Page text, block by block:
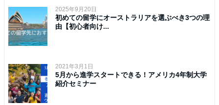
2025年9月20日
初めての留学にオーストラリアを選ぶべき3つの理
由【初心者向け...
2021年3月1日
5月から進学スタートできる！アメリカ4年制大学
紹介セミナー